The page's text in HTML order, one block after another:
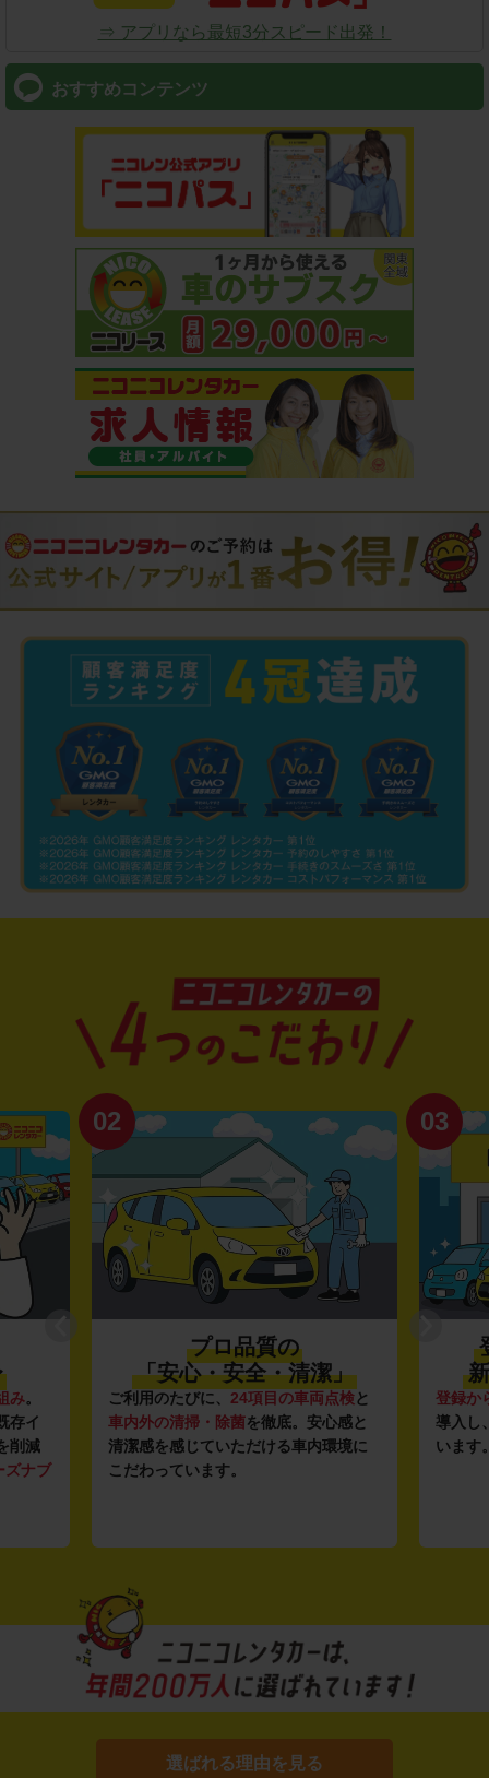
⇒ アプリなら最短3分スピード出発！
おすすめコンテンツ
み。
存イ
削減
ズナブ
02
プロ品質の
「安心・安全・清潔」
ご利用のたびに、 24項目の車両点検と
車内外の清掃・除菌を徹底。安心感と
清潔感を感じていただける車内環境に
こだわっています。
03
登録か
導入し
います
選ばれる理由を見る